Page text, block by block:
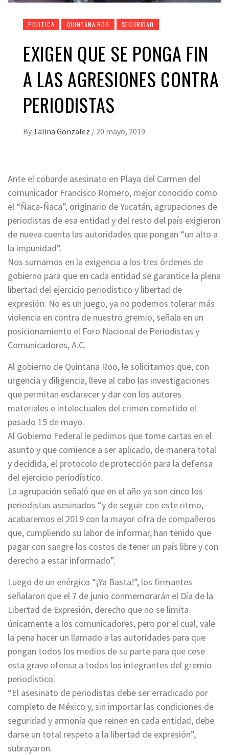
POLITICA QUINTANA ROO SEGURIDAD
EXIGEN QUE SE PONGA FIN
A LAS AGRESIONES CONTRA
PERIODISTAS
By Talina Gonzalez / 20 mayo, 2019
Ante el cobarde asesinato en Playa del Carmen del
comunicador Francisco Romero, mejor conocido como
el “Ñaca-Ñaca”, originario de Yucatán, agrupaciones de
periodistas de esa entidad y del resto del país exigieron
de nueva cuenta las autoridades que pongan “un alto a
la impunidad”.
Nos sumamos en la exigencia a los tres órdenes de
gobierno para que en cada entidad se garantice la plena
libertad del ejercicio periodístico y libertad de
expresión. No es un juego, ya no podemos tolerar más
violencia en contra de nuestro gremio, señala en un
posicionamiento el Foro Nacional de Periodistas y
Comunicadores, A.C.
Al gobierno de Quintana Roo, le solicitamos que, con
urgencia y diligencia, lleve al cabo las investigaciones
que permitan esclarecer y dar con los autores
materiales e intelectuales del crimen cometido el
pasado 15 de mayo.
Al Gobierno Federal le pedimos que tome cartas en el
asunto y que comience a ser aplicado, de manera total
y decidida, el protocolo de protección para la defensa
del ejercicio periodístico.
La agrupación señaló que en el año ya son cinco los
periodistas asesinados “y de seguir con este ritmo,
acabaremos el 2019 con la mayor cifra de compañeros
que, cumpliendo su labor de informar, han tenido que
pagar con sangre los costos de tener un país libre y con
derecho a estar informado”.
Luego de un enérgico “¡Ya Basta!”, los firmantes
señalaron que el 7 de junio conmemorarán el Día de la
Libertad de Expresión, derecho que no se limita
únicamente a los comunicadores, pero por el cual, vale
la pena hacer un llamado a las autoridades para que
pongan todos los medios de su parte para que cese
esta grave ofensa a todos los integrantes del gremio
periodístico.
“El asesinato de periodistas debe ser erradicado por
completo de México y, sin importar las condiciones de
seguridad y armonía que reinen en cada entidad, debe
darse un total respeto a la libertad de expresión”,
subrayaron.